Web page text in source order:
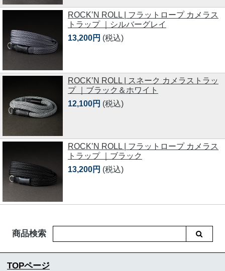
ROCK’N ROLL | フラットロープ カメラス
トラップ ｜シルバーグレイ
13,200円 (税込)
ROCK’N ROLL | スネーク カメラストラッ
プ ｜ブラック＆ホワイト
12,100円 (税込)
ROCK’N ROLL | フラットロープ カメラス
トラップ ｜ブラック
13,200円 (税込)
商品検索
TOPページ